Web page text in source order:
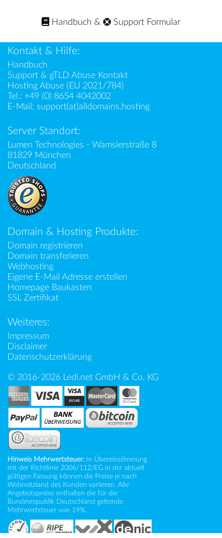
Handbuch & Support Formular
Kontakt & Hilfe:
Handbuch
Support & gTLD Abuse Kontakt
Hosting Abuse (EU 2021/784)
Tel.: +49 (0) 8654 4042002
E-Mail: support(at)alldomains.hosting
Server Standort:
Lumen Technologies - Wamslerstraße 8
81829 München
Deutschland
Domain & Hosting Produkte:
Domain registrieren
Domain transferieren
Webhosting
Eigene E-Mail Adresse erstellen
Homepage Baukasten
SSL Zertifikat
Weiteres:
Impressum
Disclaimer
Datenschutzerklärung
© 2016-2026 Ledl.net GmbH & Co. KG
Hinweis Mehrwertsteuer: In Übereinstimmung
mit der Richtlinie 2006/112/EG in der aktuell
gültigen Fassung können die Preise je nach
Wohnsitzland des Kunden variieren. Alle
Angebotspreise enthalten die für die
Bundesrepublik Deutschland geltende
Mehrwertsteuer von 19%.